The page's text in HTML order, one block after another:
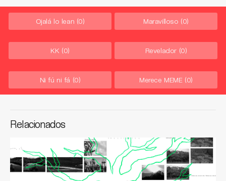
Ojalá lo lean (0) Maravilloso (0)
KK (0) Revelador (0)
Ni fú ni fá (0) Merece MEME (0)
Relacionados